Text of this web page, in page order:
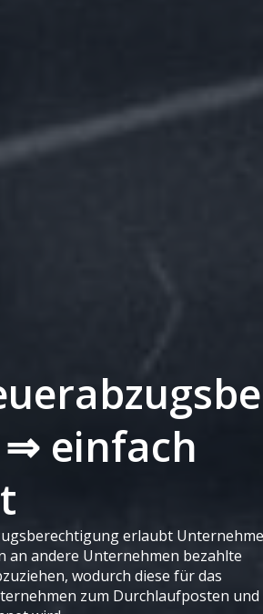
einfach
erlaubt
an andere Unternehmen bezahlte
wodurch diese für das
zum Durchlaufposten und